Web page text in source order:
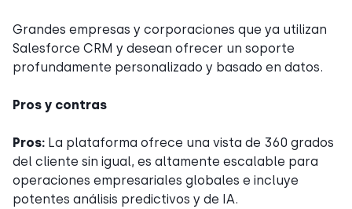
Grandes empresas y corporaciones que ya utilizan
Salesforce CRM y desean ofrecer un soporte
profundamente personalizado y basado en datos.
Pros y contras
Pros: La plataforma ofrece una vista de 360 grados
del cliente sin igual, es altamente escalable para
operaciones empresariales globales e incluye
potentes análisis predictivos y de IA.